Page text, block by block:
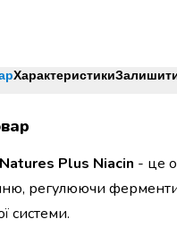
Характеристики
Plus Niacin - це
регулюючи
системи.